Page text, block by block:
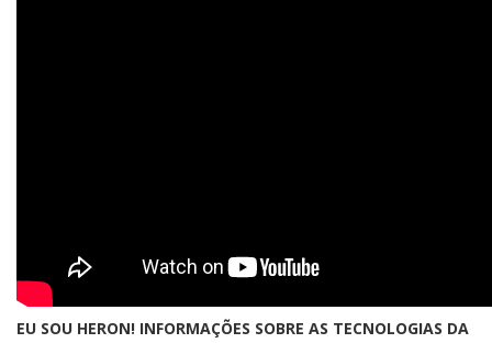
EU SOU HERON! INFORMAÇÕES SOBRE AS TECNOLOGIAS DA